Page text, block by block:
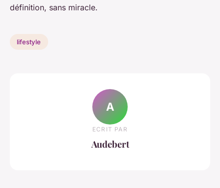
définition, sans miracle.
lifestyle
A
ECRIT PAR
Audebert